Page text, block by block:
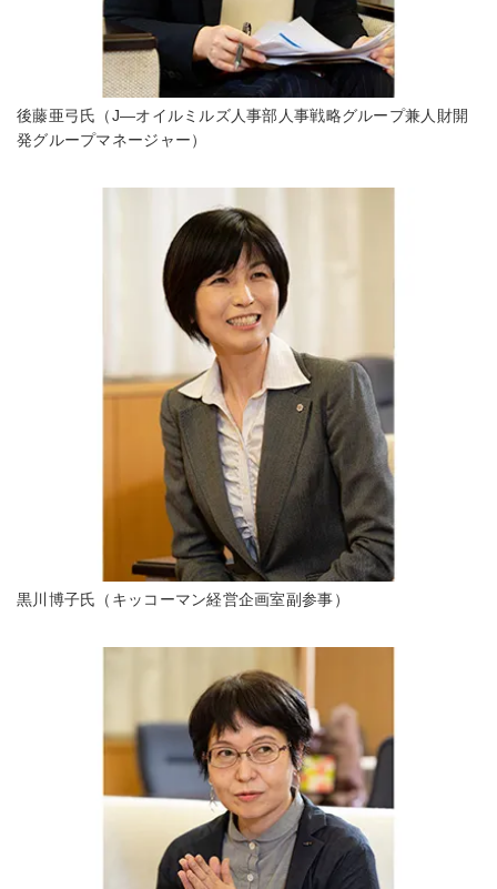
後藤亜弓氏（J―オイルミルズ人事部人事戦略グループ兼人財開
発グループマネージャー）
黒川博子氏（キッコーマン経営企画室副参事）